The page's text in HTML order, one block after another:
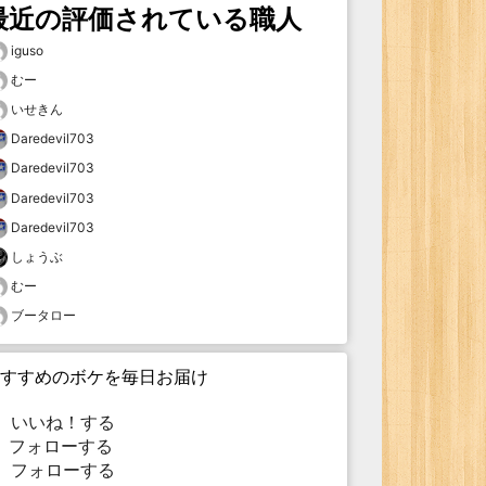
近の評価されている職人
iguso
むー
いせきん
Daredevil703
Daredevil703
Daredevil703
Daredevil703
しょうぶ
むー
ブータロー
すめのボケを毎日お届け
いいね！する
ォローする
フォローする